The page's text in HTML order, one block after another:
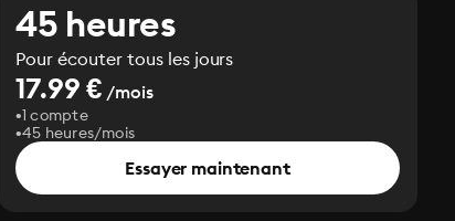
45 heures
Pour écouter tous les jours
17.99 € /mois
1 compte
45 heures/mois
Essayer maintenant